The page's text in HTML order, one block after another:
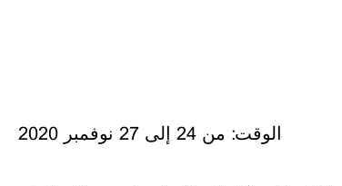
الوقت: من 24 إلى 27 نوفمبر 2020